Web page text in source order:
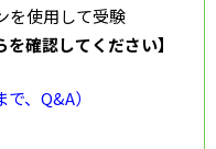
を使用して受験
確認してください】
、Q&A）